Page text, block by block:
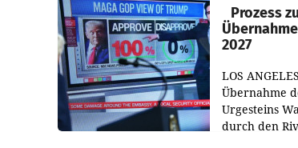
„20 Jahre
Prozess
2027
LOS
Übernahme
Urgesteins
durch den